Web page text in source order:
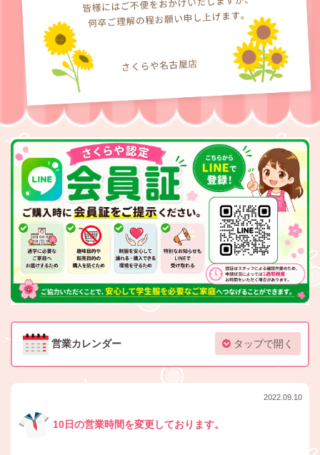
営業カレンダー タップで開く
2022.09.10
10日の営業時間を変更しております。